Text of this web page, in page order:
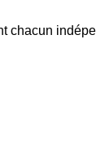
chacun